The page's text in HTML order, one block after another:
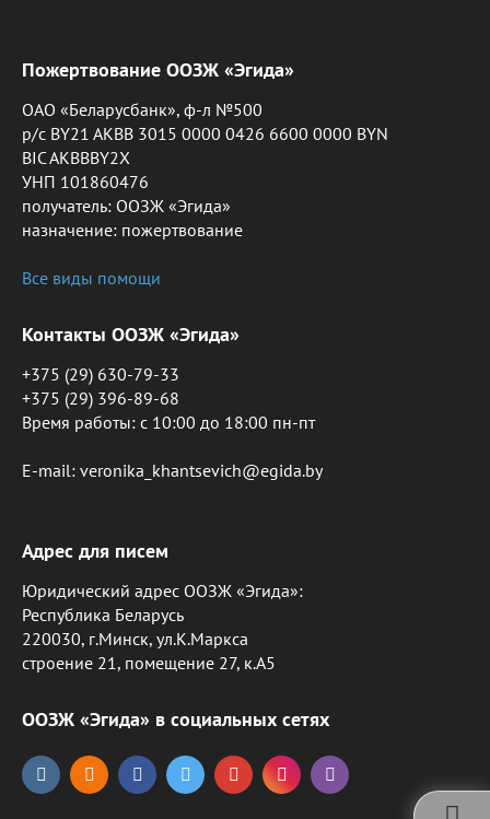
Пожертвование ООЗЖ «Эгида»
ОАО «Беларусбанк», ф-л №500
р/с BY21 AKBB 3015 0000 0426 6600 0000 BYN
BIC AKBBBY2X
УНП 101860476
получатель: ООЗЖ «Эгида»
назначение: пожертвование
Все виды помощи
Контакты ООЗЖ «Эгида»
+375 (29) 630-79-33
+375 (29) 396-89-68
Время работы: c 10:00 до 18:00 пн-пт
E-mail: veronika_khantsevich@egida.by
Адрес для писем
Юридический адрес ООЗЖ «Эгида»:
Республика Беларусь
220030, г.Минск, ул.К.Маркса
строение 21, помещение 27, к.А5
ООЗЖ «Эгида» в социальных сетях